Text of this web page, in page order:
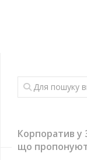
Корпоратив у
що